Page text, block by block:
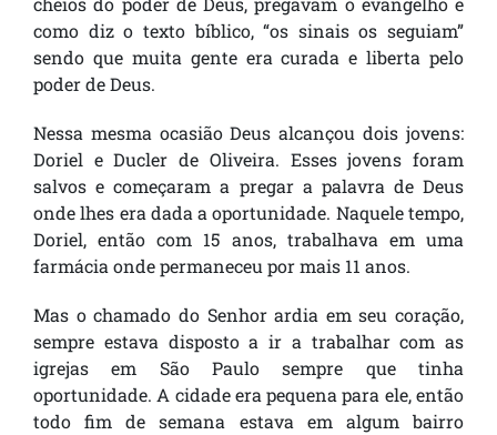
como diz o texto bíblico, “os sinais os seguiam”
sendo que muita gente era curada e liberta pelo
poder de Deus.
Nessa mesma ocasião Deus alcançou dois jovens:
Doriel e Ducler de Oliveira. Esses jovens foram
salvos e começaram a pregar a palavra de Deus
onde lhes era dada a oportunidade. Naquele tempo,
Doriel, então com 15 anos, trabalhava em uma
farmácia onde permaneceu por mais 11 anos.
Mas o chamado do Senhor ardia em seu coração,
sempre estava disposto a ir a trabalhar com as
igrejas em São Paulo sempre que tinha
oportunidade. A cidade era pequena para ele, então
todo fim de semana estava em algum bairro